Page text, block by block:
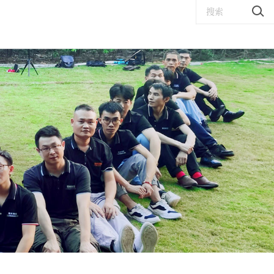
机中框贴膜机
DS-358A手机中框自动贴膜机
DS-359手机中框包膜机
搜索